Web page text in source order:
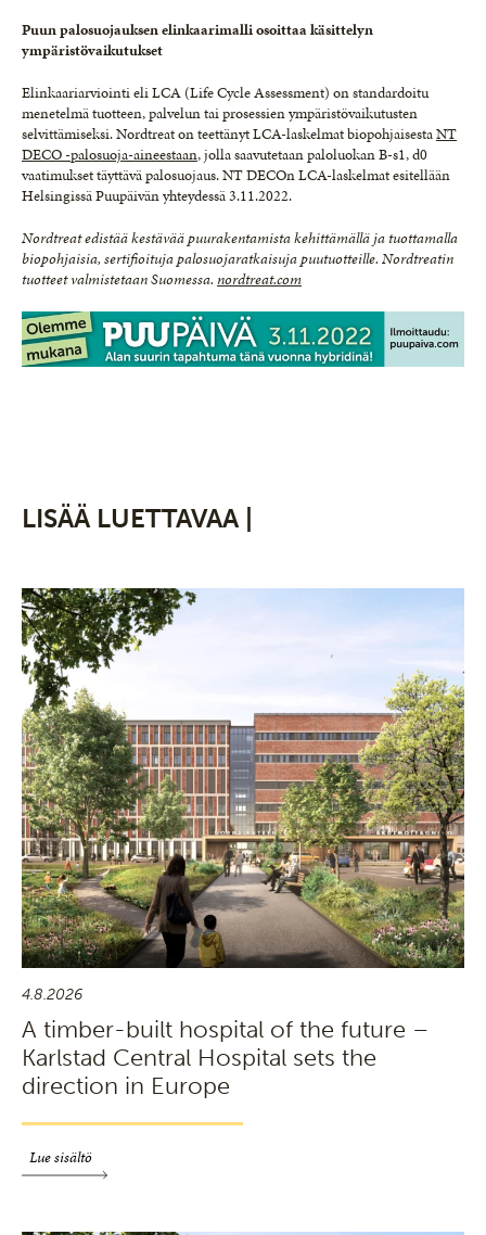
Puun palosuojauksen elinkaarimalli osoittaa käsittelyn
ympäristövaikutukset
Elinkaariarviointi eli LCA (Life Cycle Assessment) on standardoitu
menetelmä tuotteen, palvelun tai prosessien ympäristövaikutusten
selvittämiseksi. Nordtreat on teettänyt LCA-laskelmat biopohjaisestaNT
DECO -palosuoja-aineestaan, jolla saavutetaan paloluokan B-s1, d0
vaatimukset täyttävä palosuojaus. NT DECOn LCA-laskelmat esitellään
Helsingissä Puupäivän yhteydessä 3.11.2022.
Nordtreat edistää kestävää puurakentamista kehittämällä ja tuottamalla
biopohjaisia, sertifioituja palosuojaratkaisuja puutuotteille. Nordtreatin
tuotteet valmistetaan Suomessa. nordtreat.com
LISÄÄ LUETTAVAA |
4.8.2026
A timber-built hospital of the future –
Karlstad Central Hospital sets the
direction in Europe
Lue sisältö